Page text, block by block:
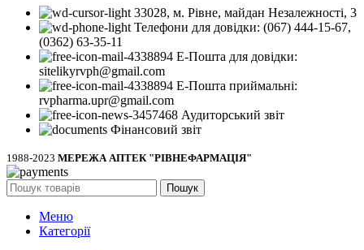
33028, м. Рівне, майдан Незалежності, 3
Телефони для довідки: (067) 444-15-67,
(0362) 63-35-11
Е-Пошта для довідки:
sitelikyrvph@gmail.com
Е-Пошта приймальні:
rvpharma.upr@gmail.com
Аудиторський звіт
Фінансовий звіт
1988-2023 МЕРЕЖА АПТЕК "РІВНЕФАРМАЦІЯ"
Пошук
Меню
Категорії